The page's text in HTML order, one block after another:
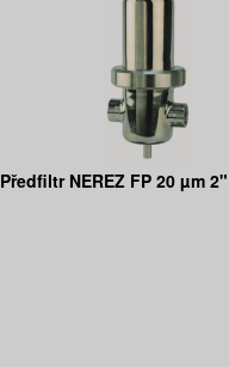
Předfiltr NEREZ FP 20 µm